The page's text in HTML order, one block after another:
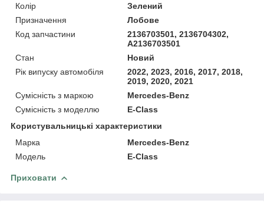
Колір
Зелений
Призначення
Лобове
Код запчастини
2136703501, 2136704302,
A2136703501
Стан
Новий
Рік випуску автомобіля
2022, 2023, 2016, 2017, 2018,
2019, 2020, 2021
Сумісність з маркою
Mercedes-Benz
Сумісність з моделлю
E-Class
Користувальницькі характеристики
Марка
Mercedes-Benz
Модель
E-Class
Приховати